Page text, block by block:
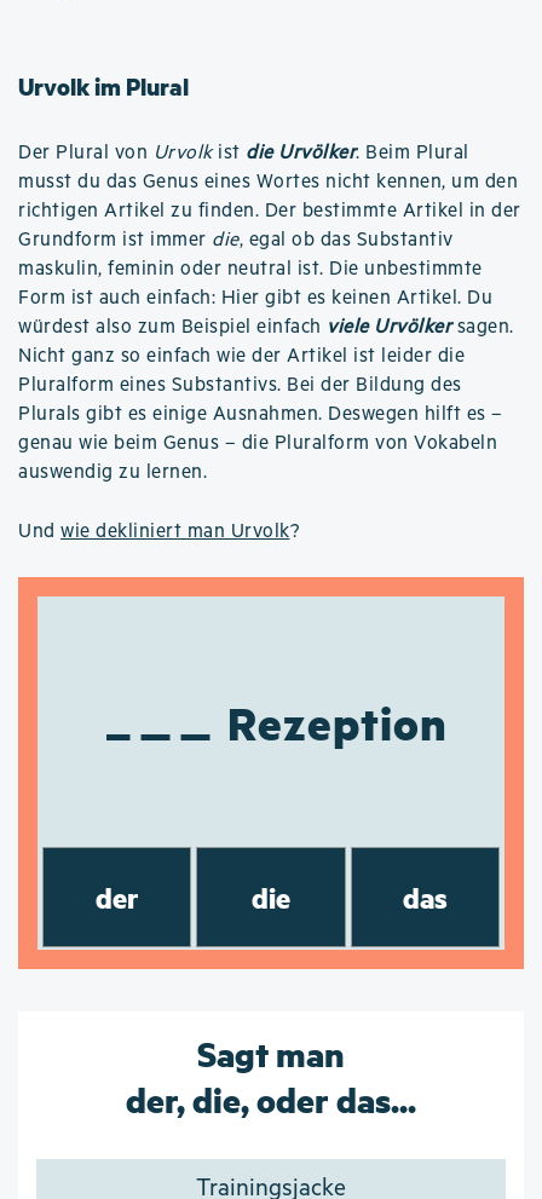
Urvolk im Plural
Der Plural von Urvolkist die Urvölker. Beim Plural
musst du das Genus eines Wortes nicht kennen, um den
richtigen Artikel zu finden. Der bestimmte Artikel in der
Grundform ist immer die, egal ob das Substantiv
maskulin, feminin oder neutral ist. Die unbestimmte
Form ist auch einfach: Hier gibt es keinen Artikel. Du
würdest also zum Beispiel einfach viele Urvölkersagen.
Nicht ganz so einfach wie der Artikel ist leider die
Pluralform eines Substantivs. Bei der Bildung des
Plurals gibt es einige Ausnahmen. Deswegen hilft es –
genau wie beim Genus – die Pluralform von Vokabeln
auswendig zu lernen.
Und wie dekliniert man Urvolk?
Rezeption
der die das
Sagt man
der, die, oder das...
Trainingsjacke